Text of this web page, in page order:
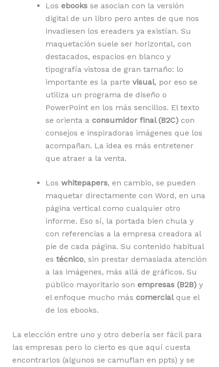
Los ebooksse asocian con la versión
digital de un libro pero antes de que nos
invadiesen los ereaders ya existían. Su
maquetación suele ser horizontal, con
destacados, espacios en blanco y
tipografía vistosa de gran tamaño: lo
importante es la parte visual, por eso se
utiliza un programa de diseño o
PowerPoint en los más sencillos. El texto
se orienta a consumidor final (B2C)con
consejos e inspiradoras imágenes que los
acompañan. La idea es más entretener
que atraer a la venta.
Los whitepapers, en cambio, se pueden
maquetar directamente con Word, en una
página vertical como cualquier otro
informe. Eso sí, la portada bien chula y
con referencias a la empresa creadora al
pie de cada página. Su contenido habitual
es técnico, sin prestar demasiada atención
a las imágenes, más allá de gráficos. Su
público mayoritario son empresas (B2B)y
el enfoque mucho más comercialque el
de los ebooks.
La elección entre uno y otro debería ser fácil para
las empresas pero lo cierto es que aquí cuesta
encontrarlos (algunos se camuflan en ppts) y se